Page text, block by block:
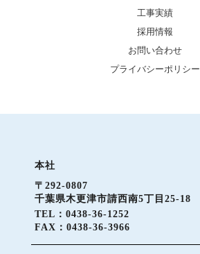
工事実績
採用情報
お問い合わせ
プライバシーポリシー
本社
〒292-0807
千葉県木更津市請西南5丁目25-18
TEL：0438-36-1252
FAX：0438-36-3966